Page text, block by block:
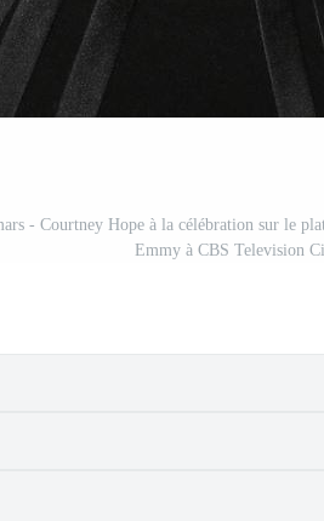
- Courtney Hope à la célébration sur le
Emmy à CBS Television